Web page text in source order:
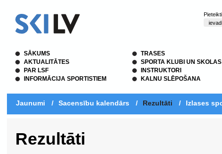
SĀKUMS
AKTUALITĀTES
PAR LSF
INFORMĀCIJA SPORTISTIEM
TRASES
SPORTA KLUBI UN SKOLAS
INSTRUKTORI
KALNU SLĒPOŠANA
Jaunumi / Sacensību kalendārs / Rezultāti / Izlases
Rezultāti